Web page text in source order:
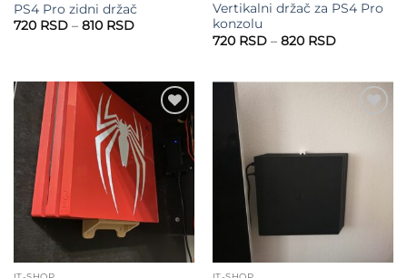
PS4 Pro zidni držač
720 RSD – 810 RSDRaspon
810 RSD
Vertikalni držač za PS4 Pro
konzolu
720 RSD – 820 RSDRaspon
do
820 RSD
Add to
wishlist